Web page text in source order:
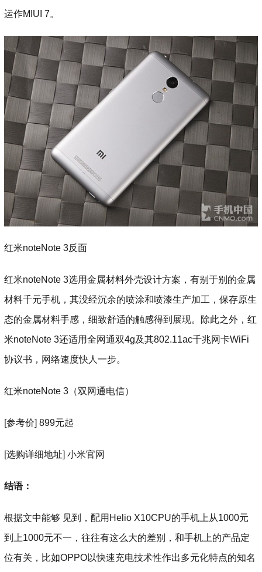
运作MIUI 7。
红米noteNote 3反面
红米noteNote 3选用金属材料外壳设计方案，有别于别的金属
材料千元手机，其没经沉余的喷涂和喷漆生产加工，保存原生
态的金属材料手感，细致舒适的触感得到展现。除此之外，红
米noteNote 3还适用全网通双4g及其802.11ac千兆网卡WiFi
协议书，网络速度快人一步。
红米noteNote 3（双网通电信）
[参考价] 899元起
[选购详细地址] 小米官网
结语：
根据文中能够 见到，配用Helio X10CPU的手机上从1000元
到上1000元不一，往往有这么大的差别，和手机上的产品定
位有关，比如OPPO以快速充电技术性作出多元化特点的知名